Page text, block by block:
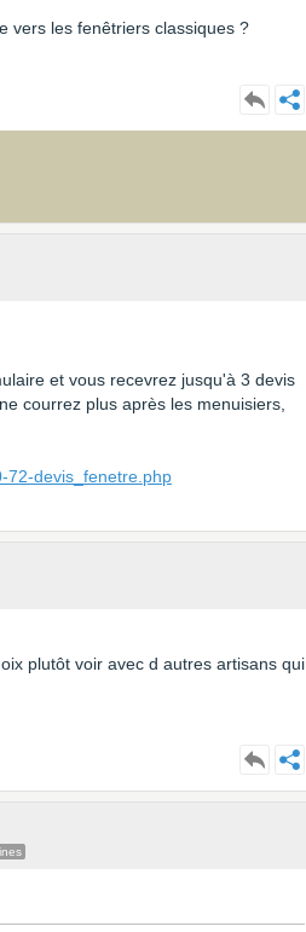
vers les fenêtriers classiques ?
et vous recevrez jusqu'à 3 devis
courrez plus après les menuisiers,
72-devis_fenetre.php
plutôt voir avec d autres artisans qui